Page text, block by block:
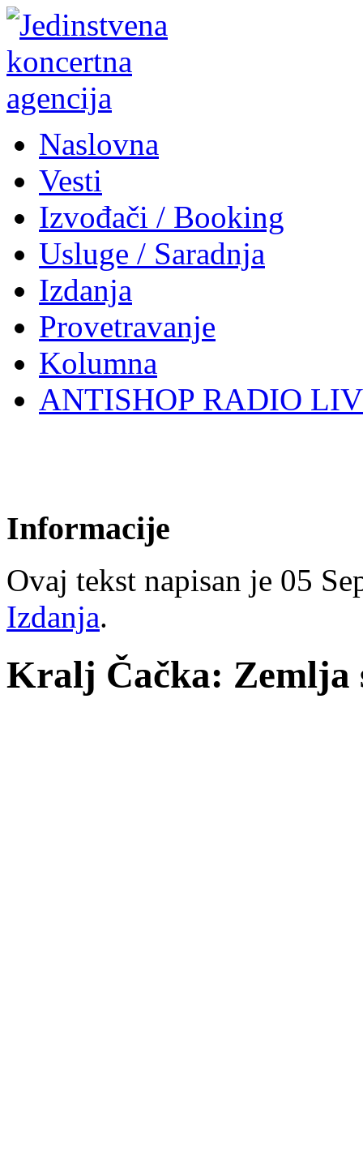
Naslovna
Vesti
Izvođači / Booking
Usluge / Saradnja
Izdanja
Provetravanje
Kolumna
ANTISHOP RADIO
Informacije
Ovaj tekst napisan je 05
Izdanja.
Kralj Čačka: Zemlja